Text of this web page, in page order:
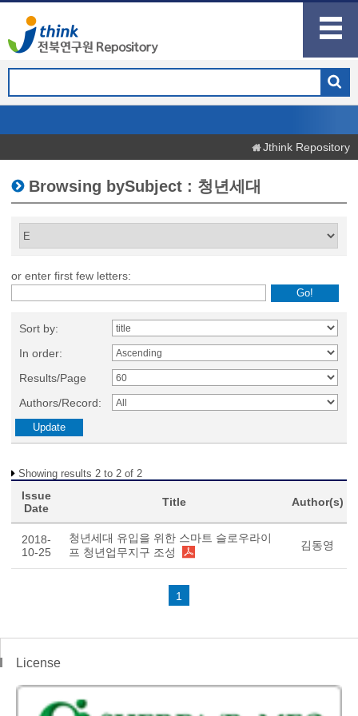
Jthink Repository
Browsing bySubject : 청년세대
or enter first few letters:
Sort by:
In order:
Results/Page
Authors/Record:
Showing results 2 to 2 of 2
Issue
Date
Title Author(s)
2018-
10-25
청년세대 유입을 위한 스마트 슬로우라이
프 청년업무지구 조성
김동영
1
License